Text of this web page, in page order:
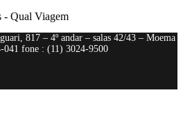
- Qual Viagem
817 – 4º andar – salas 42/43 – Moema
041 fone : (11) 3024-9500